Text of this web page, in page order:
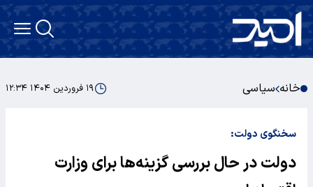
خانه سیاسی ۱۹ فروردین ۱۴۰۴ ۱۲:۳۴
سخنگوی دولت:
دولت در حال بررسی گزینه‌ها برای وزارت